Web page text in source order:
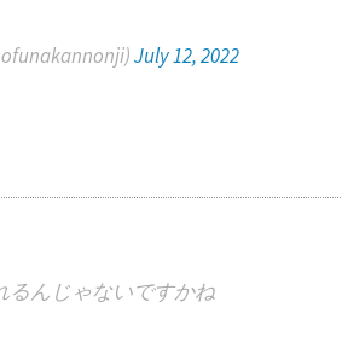
July 12, 2022
るんじゃないですかね